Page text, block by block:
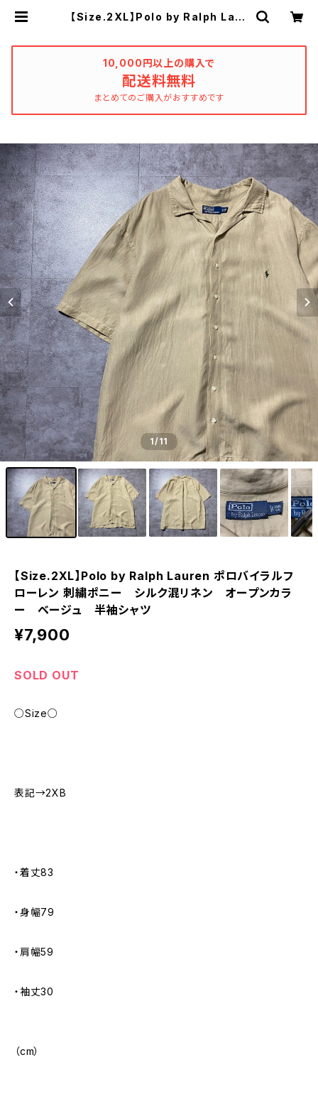
【Size.2XL】Polo by Ralph Laur
ー ベージュ 半袖シャツ | used_
clothing_katharsis
10,000円以上の購入で
配送料無料
まとめてのご購入がおすすめです
1/11
【Size.2XL】Polo by Ralph Lauren ポロバイラルフ
ローレン 刺繍ポニー シルク混リネン オープンカラ
ー ベージュ 半袖シャツ
¥7,900
SOLD OUT
○Size○
表記→2XB
・着丈83
・身幅79
・肩幅59
・袖丈30
（cm）